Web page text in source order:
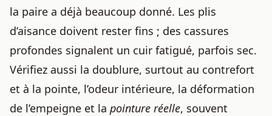
la paire a déjà beaucoup donné. Les plis
d’aisance doivent rester fins ; des cassures
profondes signalent un cuir fatigué, parfois sec.
Vérifiez aussi la doublure, surtout au contrefort
et à la pointe, l’odeur intérieure, la déformation
de l’empeigne et la pointure réelle, souvent